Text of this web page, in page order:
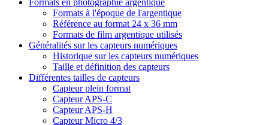
Formats à l'époque de l'argentique
Référence au format 24 x 36 mm
Formats de film argentique utilisés
Généralités sur les capteurs numériques
Historique sur les capteurs numériques
Taille et définition des capteurs
Différentes tailles de capteurs
Capteur plein format
Capteur APS-C
Capteur APS-H
Capteur Micro 4/3